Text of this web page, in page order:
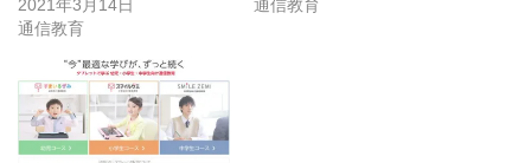
い
ウ
ン
ド
ウ
で
開
き
ま
し
だ
さ
い
(
新
し
い
2021年3月14日
通信教育
通信教育